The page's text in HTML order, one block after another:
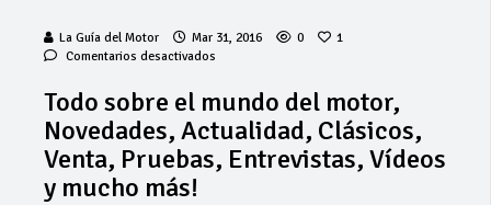
La Guía del Motor Mar 31, 2016 0
1
Comentarios desactivados
el
mundo
del
motor,
Todo sobre el mundo del motor,
Novedades, Actualidad, Clásicos,
Venta, Pruebas, Entrevistas, Vídeos
y mucho más!